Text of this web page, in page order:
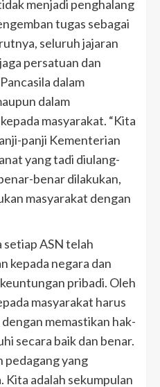
menjadi penghalang
tugas sebagai
seluruh jajaran
persatuan dan
dalam
dalam
masyarakat. “Kita
panji Kementerian
yang tadi diulang-
benar dilakukan,
masyarakat dengan
ASN telah
kepada negara dan
pribadi. Oleh
masyarakat harus
memastikan hak-
secara baik dan benar.
pedagang yang
Kita adalah sekumpulan